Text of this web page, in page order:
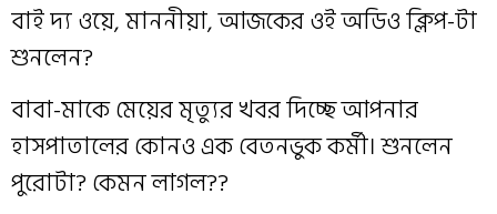
বাই দ্য ওয়ে, মাননীয়া, আজকের ওই অডিও ক্লিপ-টা
শুনলেন?
বাবা-মাকে মেয়ের মৃত্যুর খবর দিচ্ছে আপনার
হাসপাতালের কোনও এক বেতনভুক কর্মী। শুনলেন
পুরোটা? কেমন লাগল??